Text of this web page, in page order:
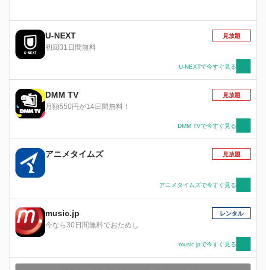
U-NEXT
初回31日間無料
見放題
U-NEXTで今すぐ見る
DMM TV
月額550円が14日間無料！
見放題
DMM TVで今すぐ見る
アニメタイムズ 見放題
アニメタイムズで今すぐ見る
music.jp
今なら30日間無料でおためし
レンタル
music.jpで今すぐ見る